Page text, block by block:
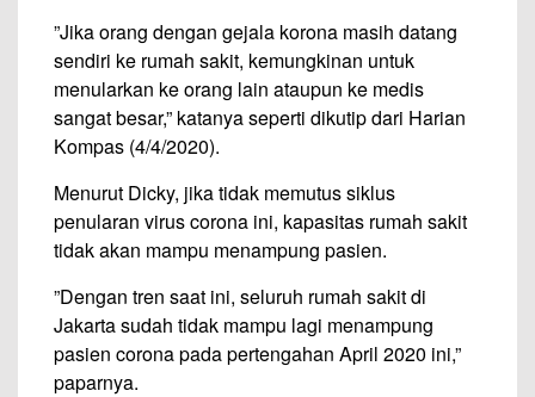
”Jika orang dengan gejala korona masih datang
sendiri ke rumah sakit, kemungkinan untuk
menularkan ke orang lain ataupun ke medis
sangat besar,” katanya seperti dikutip dari Harian
Kompas (4/4/2020).
Menurut Dicky, jika tidak memutus siklus
penularan virus corona ini, kapasitas rumah sakit
tidak akan mampu menampung pasien.
”Dengan tren saat ini, seluruh rumah sakit di
Jakarta sudah tidak mampu lagi menampung
pasien corona pada pertengahan April 2020 ini,”
paparnya.